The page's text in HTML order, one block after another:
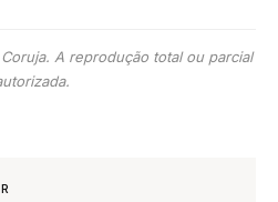
A reprodução total ou parcial